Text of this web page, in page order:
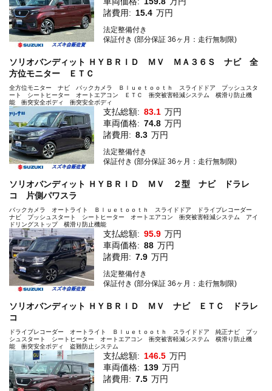
諸費用: 15.4 万円
法定整備付き
保証付き (部分保証 36ヶ月：走行無制限)
ソリオバンディット ＨＹＢＲＩＤ ＭＶ ＭＡ３６Ｓ ナビ 全
方位モニター ＥＴＣ
全方位モニター ナビ バックカメラ Ｂｌｕｅｔｏｏｔｈ スライドドア プッシュスタ
ート シートヒーター オートエアコン ＥＴＣ 衝突被害軽減システム 横滑り防止機
能 衝突安全ボディ 衝突安全ボディ
支払総額: 83.1 万円
車両価格: 74.8 万円
諸費用: 8.3 万円
法定整備付き
保証付き (部分保証 36ヶ月：走行無制限)
ソリオバンディット ＨＹＢＲＩＤ ＭＶ ２型 ナビ ドラレ
コ 片側パワスラ
バックカメラ オートライト Ｂｌｕｅｔｏｏｔｈ スライドドア ドライブレコーダー
ナビ プッシュスタート シートヒーター オートエアコン 衝突被害軽減システム アイ
ドリングストップ 横滑り防止機能
支払総額: 95.9 万円
車両価格: 88 万円
諸費用: 7.9 万円
法定整備付き
保証付き (部分保証 36ヶ月：走行無制限)
ソリオバンディット ＨＹＢＲＩＤ ＭＶ ナビ ＥＴＣ ドラレ
コ
ドライブレコーダー オートライト Ｂｌｕｅｔｏｏｔｈ スライドドア 純正ナビ プッ
シュスタート シートヒーター オートエアコン 衝突被害軽減システム 横滑り防止機
能 衝突安全ボディ 盗難防止システム
支払総額: 146.5 万円
車両価格: 139 万円
諸費用: 7.5 万円